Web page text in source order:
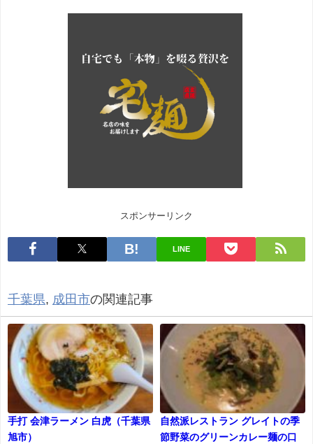
スポンサーリンク
LINE
千葉県, 成田市の関連記事
手打 会津ラーメン 白虎（千葉県
旭市）
自然派レストラン グレイトの季
節野菜のグリーンカレー麺の口